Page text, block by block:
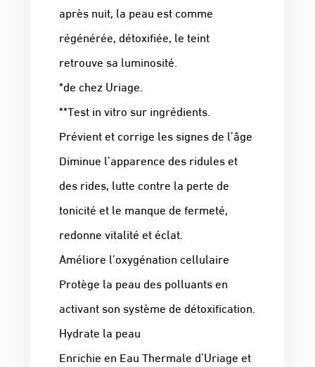
après nuit, la peau est comme
régénérée, détoxifiée, le teint
retrouve sa luminosité.
*de chez Uriage.
**Test in vitro sur ingrédients.
Prévient et corrige les signes de l’âge
Diminue l’apparence des ridules et
des rides, lutte contre la perte de
tonicité et le manque de fermeté,
redonne vitalité et éclat.
Améliore l’oxygénation cellulaire
Protège la peau des polluants en
activant son système de détoxification.
Hydrate la peau
Enrichie en Eau Thermale d’Uriage et